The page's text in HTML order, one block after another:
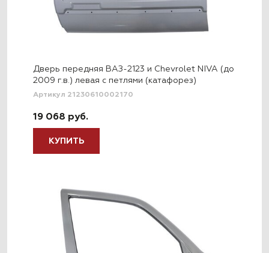
Дверь передняя ВАЗ-2123 и Chevrolet NIVA (до
2009 г.в.) левая с петлями (катафорез)
Артикул 21230610002170
19 068 руб.
КУПИТЬ